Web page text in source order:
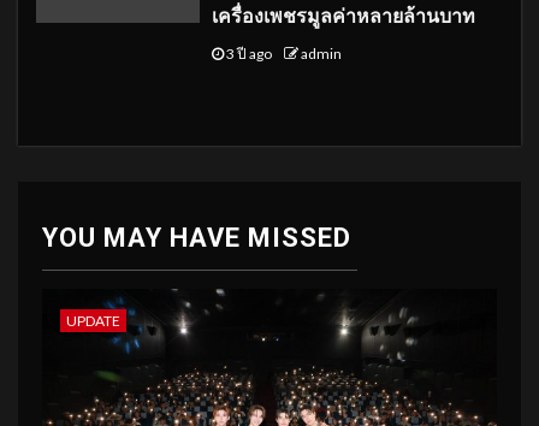
เครื่องเพชรมูลค่าหลายล้านบาท
3 ปี ago admin
YOU MAY HAVE MISSED
UPDATE